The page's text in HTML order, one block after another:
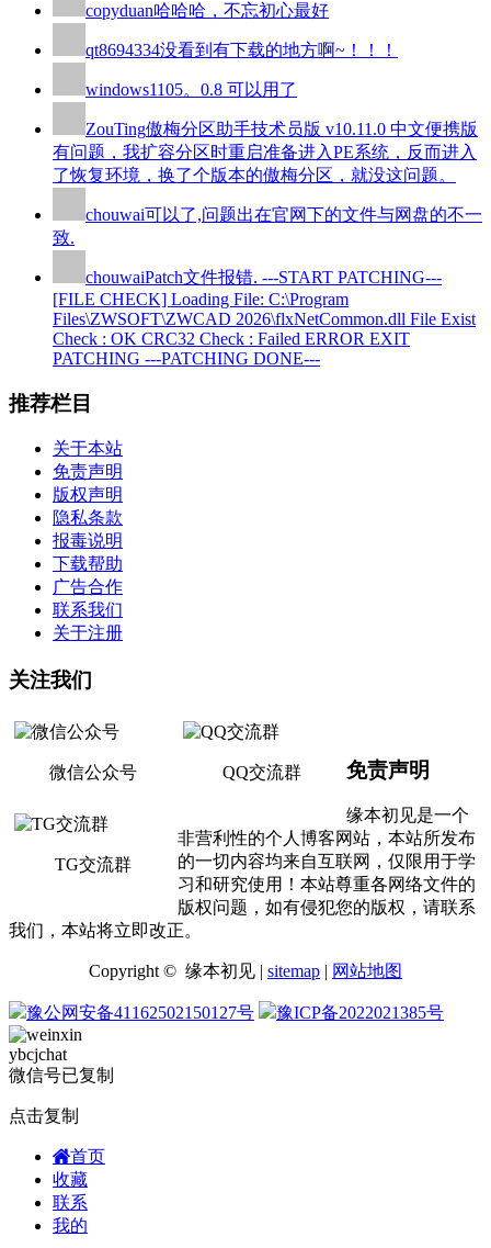
copyduan哈哈哈，不忘初心最好
qt8694334没看到有下载的地方啊~！！！
windows1105。0.8 可以用了
ZouTing傲梅分区助手技术员版 v10.11.0 中文便携版
有问题，我扩容分区时重启准备进入PE系统，反而进入
了恢复环境，换了个版本的傲梅分区，就没这问题。
chouwai可以了,问题出在官网下的文件与网盘的不一
致.
chouwaiPatch文件报错. ---START PATCHING---
[FILE CHECK] Loading File: C:\Program
Files\ZWSOFT\ZWCAD 2026\flxNetCommon.dll File Exist
Check : OK CRC32 Check : Failed ERROR EXIT
PATCHING ---PATCHING DONE---
推荐栏目
关于本站
免责声明
版权声明
隐私条款
报毒说明
下载帮助
广告合作
联系我们
关于注册
关注我们
微信公众号 QQ交流群
TG交流群
免责声明
缘本初见是一个
非营利性的个人博客网站，本站所发布
的一切内容均来自互联网，仅限用于学
习和研究使用！本站尊重各网络文件的
版权问题，如有侵犯您的版权，请联系
我们，本站将立即改正。
Copyright © 缘本初见 | sitemap | 网站地图
豫公网安备41162502150127号 豫ICP备2022021385号
ybcjchat
微信号已复制
点击复制
首页
收藏
联系
我的